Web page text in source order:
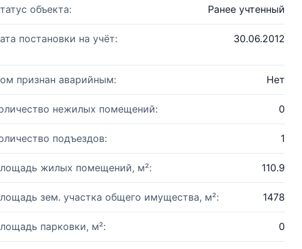
объекта: Ранее учтенный
постановки на учёт: 30.06.2012
признан аварийным: Нет
нежилых помещений: 0
подъездов: 1
жилых помещений, м²: 110.9
зем. участка общего имущества, м²: 1478
парковки, м²: 0